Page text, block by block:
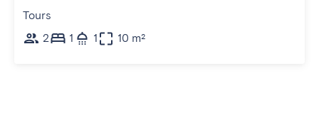
Tours
2
1 1 10 m²